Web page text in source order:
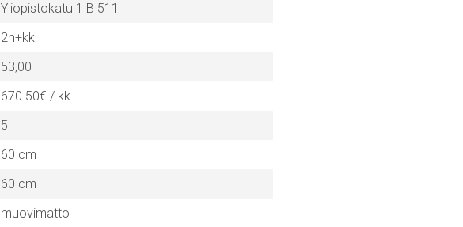
Yliopistokatu 1 B 511
2h+kk
53,00
670.50€ / kk
5
60 cm
60 cm
muovimatto